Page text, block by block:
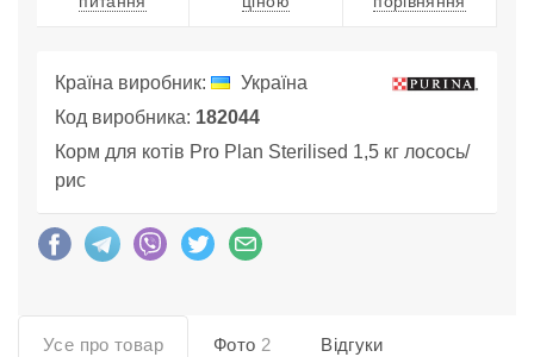
Країна виробник:
Україна
Код виробника: 182044
Корм для котів Pro Plan Sterilised 1,5 кг лосось/
рис
Усе про товар Фото 2 Відгуки